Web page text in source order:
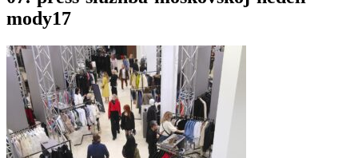
mody17